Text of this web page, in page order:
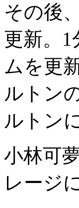
その後
更新。1
ムを更
ルトン
ルトン
小林可
レージ